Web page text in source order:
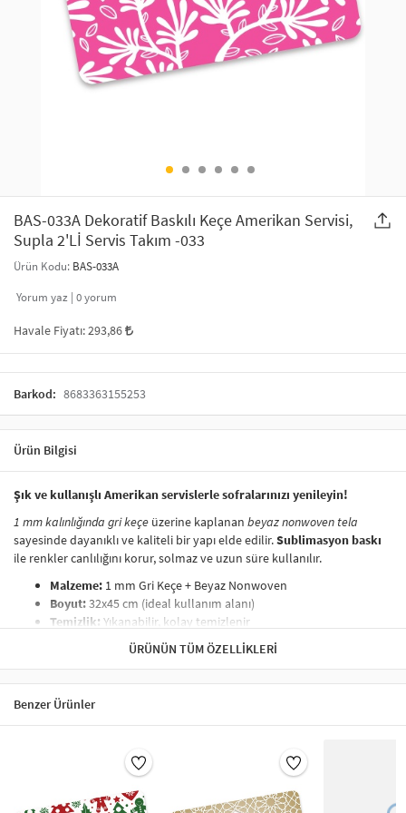
SAÇ AKSESUARLARI
GELİN / DÜĞÜN AKSESUARLARI
ŞAL VE FULAR
ODA KOKUSU VE MUM
PARTİ SÜSLERİ
YILBAŞI ÜRÜNLERİ
BAS-033A Dekoratif Baskılı Keçe Amerikan Servisi,
Supla 2'Lİ Servis Takım -033
Ürün Kodu: BAS-033A
Yorum yaz | 0yorum
Havale Fiyatı:293,86
Barkod: 8683363155253
Ürün Bilgisi
Şık ve kullanışlı Amerikan servislerle sofralarınızı yenileyin!
1 mm kalınlığında gri keçe üzerine kaplanan beyaz nonwoven tela
sayesinde dayanıklı ve kaliteli bir yapı elde edilir.Sublimasyon baskı
ile renkler canlılığını korur, solmaz ve uzun süre kullanılır.
Malzeme: 1 mm Gri Keçe + Beyaz Nonwoven
Boyut:32x45 cm (ideal kullanım alanı)
Temizlik: Yıkanabilir, kolay temizlenir
Sublimasyon baskı (solmayan canlı renkler)
Masalarınıza şıklık katmak için hemen sipariş verin!
Amerikan servis takımı sofralarınıza şıklık getiren
parçalardan bir tanesidir. Amerikan servis modelleri birçok
olarak özel yemeklerde, davetlerde, düğünlerde, nişanlarda,
lüks partilerde, resmi yemeklerde tercih edilir.
Kullanıldığı sofralara ayrı bir hava katan Amerikan servisler
ÜRÜNÜN TÜM ÖZELLIKLERI
Benzer Ürünler